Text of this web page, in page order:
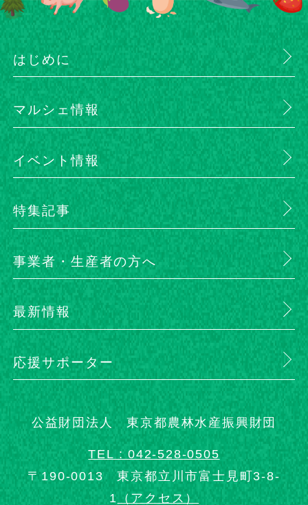
はじめに
マルシェ情報
イベント情報
特集記事
事業者・生産者の方へ
最新情報
応援サポーター
公益財団法人 東京都農林水産振興財団
TEL : 042-528-0505
〒190-0013 東京都立川市富士見町3-8-
1 （アクセス）